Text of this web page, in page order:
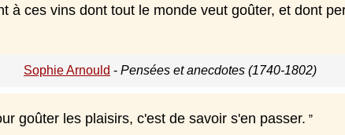
à ces vins dont tout le monde veut goûter, et dont
Sophie Arnould - Pensées et anecdotes (1740-1802)
goûter les plaisirs, c'est de savoir s'en passer.